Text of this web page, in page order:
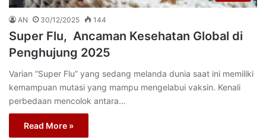
AN 30/12/2025 144
Super Flu, Ancaman Kesehatan Global di
Penghujung 2025
Varian “Super Flu” yang sedang melanda dunia saat ini memiliki
kemampuan mutasi yang mampu mengelabui vaksin. Kenali
perbedaan mencolok antara…
Read More »